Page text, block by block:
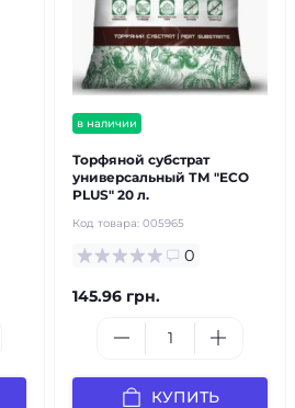
в наличии
Торфяной субстрат
универсальный ТМ "ECO
PLUS" 20 л.
Код товара: 005965
0
145.96 грн.
КУПИТЬ